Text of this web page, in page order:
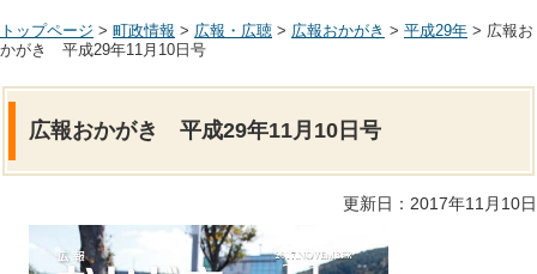
トップページ > 町政情報 > 広報・広聴 > 広報おかがき > 平成29年 > 広報お
かがき 平成29年11月10日号
広報おかがき 平成29年11月10日号
更新日：2017年11月10日